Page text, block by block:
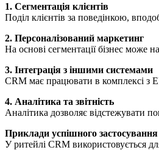
1. Сегментація клієнтів
Поділ клієнтів за поведінкою,
2. Персоналізований маркетинг
На основі сегментації бізнес може
3. Інтеграція з іншими системами
CRM має працювати в комплексі з
4. Аналітика та звітність
Аналітика дозволяє відстежувати
Приклади успішного
У ритейлі CRM використовується